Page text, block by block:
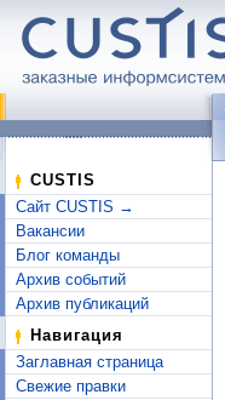
CUSTIS
Сайт CUSTIS →
Вакансии
Блог команды
Архив событий
Архив публикаций
Навигация
Заглавная страница
Свежие правки